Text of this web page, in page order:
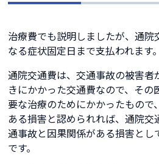
治療費でも説明しましたが、通院
なる症状固定日まで支払われます。
通院交通費は、交通事故の被害者
きにかかった交通費なので、そ
要な治療のためにかかったもので
ある損害と認められれば、通院交
通事故と因果関係がある損害とし
です。